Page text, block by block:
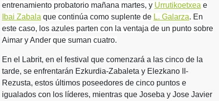
entrenamiento probatorio mañana martes, y Urrutikoetxea e
Ibai Zabala que continúa como suplente de L. Galarza. En
este caso, los azules parten con la ventaja de un punto sobre
Aimar y Ander que suman cuatro.
En el Labrit, en el festival que comenzará a las cinco de la
tarde, se enfrentarán Ezkurdia-Zabaleta y Elezkano II-
Rezusta, estos últimos poseedores de cinco puntos e
igualados con los líderes, mientras que Joseba y Jose Javier